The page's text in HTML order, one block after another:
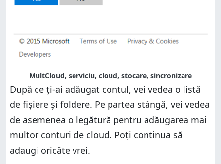
MultCloud, serviciu, cloud, stocare, sincronizare
După ce ți-ai adăugat contul, vei vedea o listă
de fișiere și foldere. Pe partea stângă, vei vedea
de asemenea o legătură pentru adăugarea mai
multor conturi de cloud. Poți continua să
adaugi oricâte vrei.